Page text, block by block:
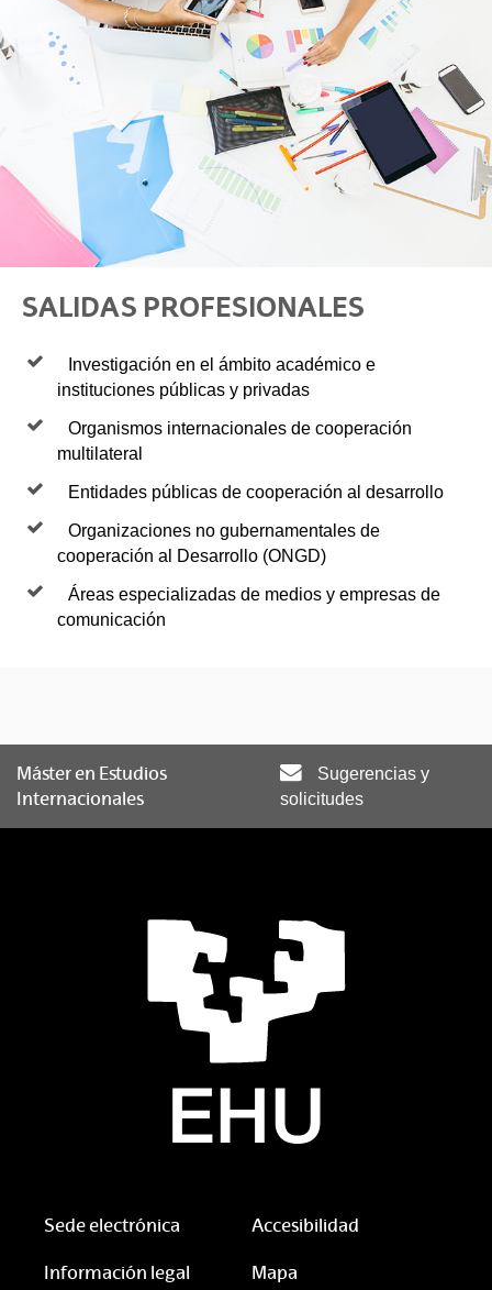
SALIDAS PROFESIONALES
Investigación en el ámbito académico e
instituciones públicas y privadas
Organismos internacionales de cooperación
multilateral
Entidades públicas de cooperación al desarrollo
Organizaciones no gubernamentales de
cooperación al Desarrollo (ONGD)
Áreas especializadas de medios y empresas de
comunicación
Máster en Estudios
Internacionales
Sugerencias y
solicitudes
Sede electrónica Accesibilidad
Información legal Mapa